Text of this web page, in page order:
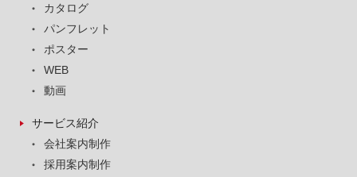
カタログ
パンフレット
ポスター
WEB
動画
サービス紹介
会社案内制作
採用案内制作